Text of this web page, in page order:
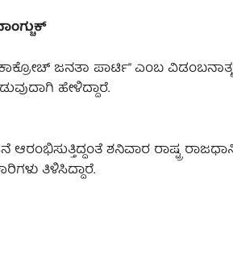
ಜನತಾ ಪಾರ್ಟಿ” ಎಂಬ
ಹೇಳಿದ್ದಾರೆ.
ಶನಿವಾರ ರಾಷ್ಟ್ರ
ತಿಳಿಸಿದ್ದಾರೆ.